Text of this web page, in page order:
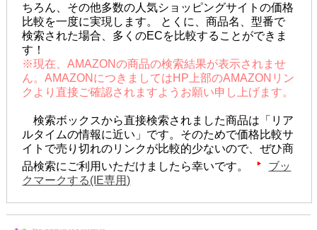
ちろん、その他多数の人気ショッピングサイトの価格
比較を一度に実現します。 とくに、商品名、型番で
検索された場合、多くのECを比較することができま
す！
※現在、AMAZONの商品の検索結果が表示されませ
ん。AMAZONにつきましてはHP上部のAMAZONリン
クより直接ご確認されますようお願い申し上げます。
検索ボックスから直接検索されました商品は「リア
ルタイムの情報に近い」です。そのためで価格比較サ
イトで売り切れのリンクが比較的少ないので、ぜひ商
品検索にご利用いただけましたら幸いです。
ブッ
クマークする(IE専用)